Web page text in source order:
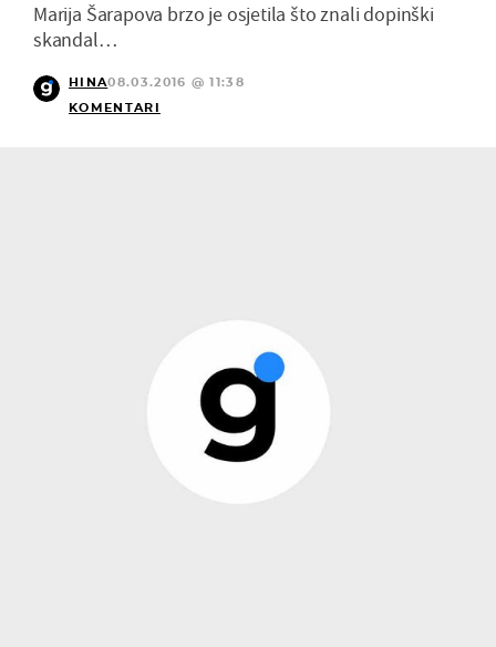
Marija Šarapova brzo je osjetila što znali dopinški
skandal…
HINA08.03.2016 @ 11:38
KOMENTARI